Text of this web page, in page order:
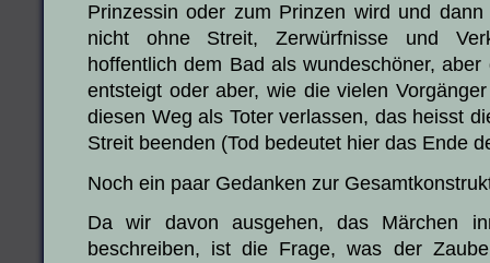
Prinzessin oder zum Prinzen wird und
nicht ohne Streit, Zerwürfnisse und
hoffentlich dem Bad als wundeschöner,
entsteigt oder aber, wie die vielen
diesen Weg als Toter verlassen, das heisst
Streit beenden (Tod bedeutet hier das Ende
Noch ein paar Gedanken zur
Da wir davon ausgehen, das Märchen
beschreiben, ist die Frage, was der